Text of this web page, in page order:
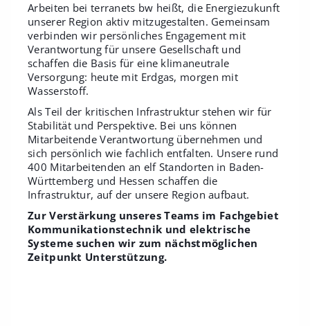
Arbeiten bei terranets bw heißt, die Energiezukunft
unserer Region aktiv mitzugestalten. Gemeinsam
verbinden wir persönliches Engagement mit
Verantwortung für unsere Gesellschaft und
schaffen die Basis für eine klimaneutrale
Versorgung: heute mit Erdgas, morgen mit
Wasserstoff.
Als Teil der kritischen Infrastruktur stehen wir für
Stabilität und Perspektive. Bei uns können
Mitarbeitende Verantwortung übernehmen und
sich persönlich wie fachlich entfalten. Unsere rund
400 Mitarbeitenden an elf Standorten in Baden-
Württemberg und Hessen schaffen die
Infrastruktur, auf der unsere Region aufbaut.
Zur Verstärkung unseres Teams im Fachgebiet
Kommunikationstechnik und elektrische
Systeme suchen wir zum nächstmöglichen
Zeitpunkt Unterstützung.